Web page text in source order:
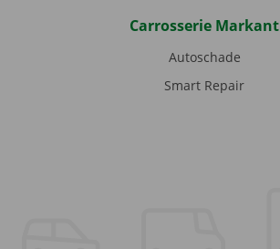
Carrosserie Markant
Autoschade
Smart Repair